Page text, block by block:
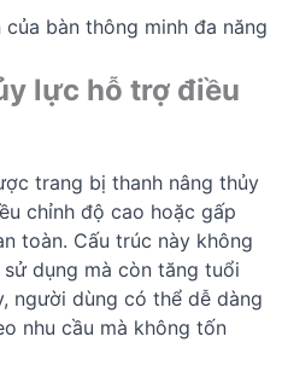
bàn thông minh đa năng
lực hỗ trợ điều
trang bị thanh nâng thủy
chỉnh độ cao hoặc gấp
toàn. Cấu trúc này không
dụng mà còn tăng tuổi
người dùng có thể dễ dàng
nhu cầu mà không tốn